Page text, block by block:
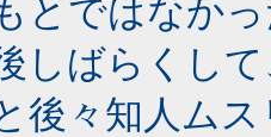
とではなか
しばらくし
後々知人ム